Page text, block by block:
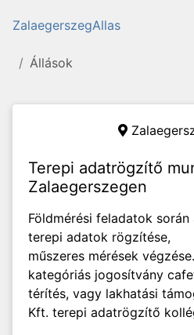
ZalaegerszegAllas
Állások
Terepi adatrögzítő
Zalaegerszegen
Földmérési feladatok során
terepi adatok rögzítése,
műszeres mérések
kategóriás jogosítvány
térítés, vagy lakhatási
Kft. terepi adatrögzítő